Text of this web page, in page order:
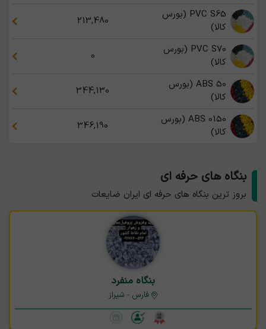
PVC S65 (بورس
کالا)
213,480
PVC S70 (بورس
کالا)
0
ABS 50 (بورس
کالا)
344,130
ABS 0150 (بورس
کالا)
346,190
بنگاه های حرفه ای
بروز ترین بنگاه های حرفه ای ایران ضایعات
بنگاه منفرد
فارس - شیراز